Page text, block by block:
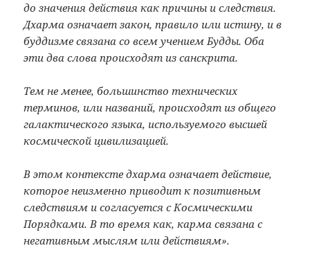
до значения действия как причины и следствия.
Дхарма означает закон, правило или истину, и в
буддизме связана со всем учением Будды. Оба
эти два слова происходят из санскрита.
Тем не менее, большинство технических
терминов, или названий, происходят из общего
галактического языка, используемого высшей
космической цивилизацией.
В этом контексте дхарма означает действие,
которое неизменно приводит к позитивным
следствиям и согласуется с Космическими
Порядками. В то время как, карма связана с
негативным мыслям или действиям».